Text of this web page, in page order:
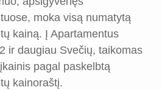
moka visą numatytą
kainą. Į Apartamentus
ir daugiau Svečių, taikomas
pagal paskelbtą
kainoraštį.